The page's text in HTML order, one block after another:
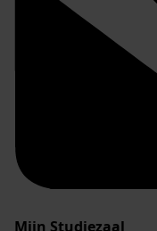
Mijn Studiezaal